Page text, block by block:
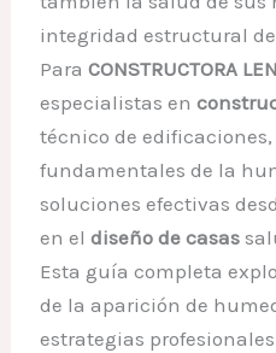
integridad estructural
ParaCONSTRUCTORA
especialistas en
técnico de
fundamentales de la
soluciones efectivas
en eldiseño de casas
Esta guía completa
de la aparición de
estrategias